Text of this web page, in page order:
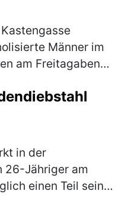
Männer im
am Freitagabend
ein… (mehr)
in der
26-Jähriger am
einen Teil seines